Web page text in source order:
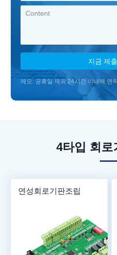
지금 제
메모: 공휴일 제외 24시간 이내에 연
4타입 회로
연성회로기판조립